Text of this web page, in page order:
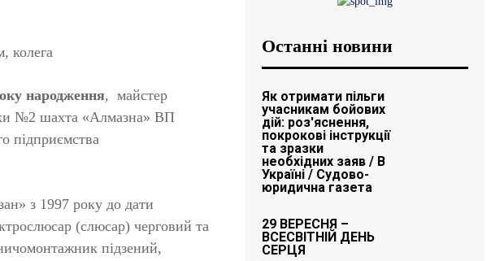
колега
народження, майстер
№2 шахта «Алмазна» ВП
підприємства
з 1997 року до дати
(слюсар) черговий та
підзений,
Останні новини
Як отримати пільги
учасникам бойових
дій: роз'яснення,
покрокові інструкції
та зразки
необхідних заяв / В
Україні / Судово-
юридична газета
29 ВЕРЕСНЯ –
ВСЕСВІТНІЙ ДЕНЬ
СЕРЦЯ